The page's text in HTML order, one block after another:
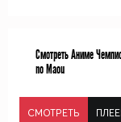
Смотреть Аниме
no Maou
СМОТРЕТЬ